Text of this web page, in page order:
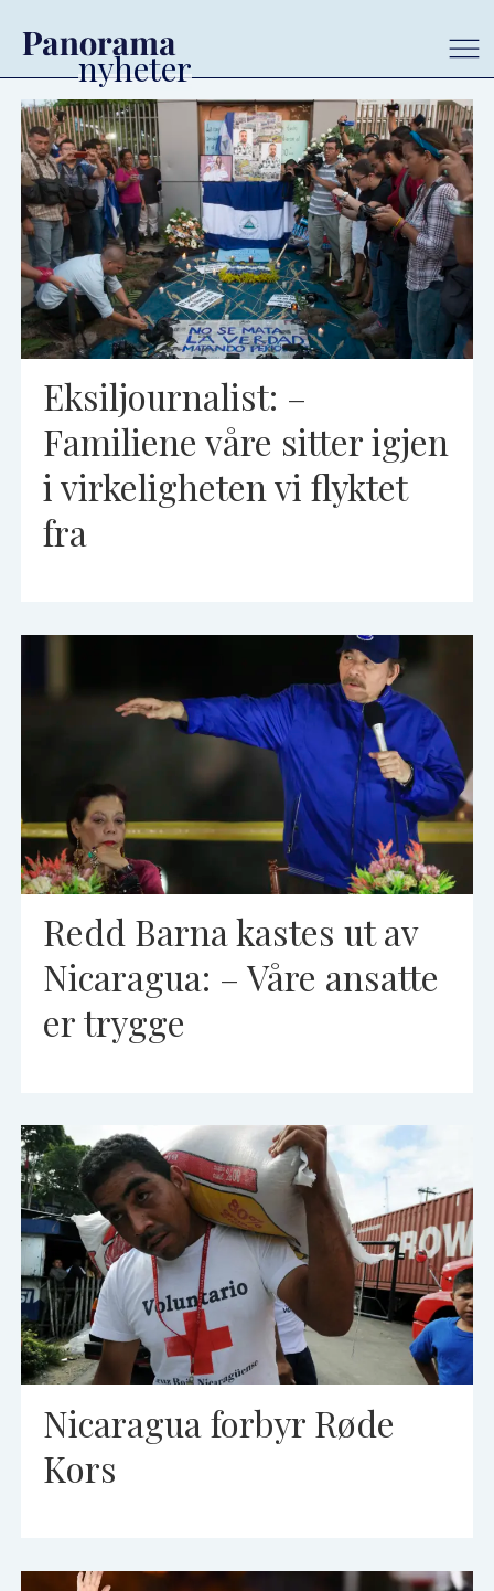
Tag:
nicaragua
Eksiljournalist: –
Familiene våre sitter igjen
i virkeligheten vi flyktet
fra
Redd Barna kastes ut av
Nicaragua: – Våre ansatte
er trygge
Nicaragua forbyr Røde
Kors